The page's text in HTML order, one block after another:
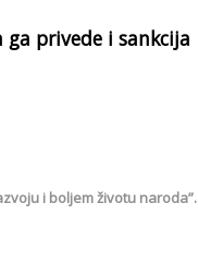
privede i sankcija
i boljem životu naroda”.